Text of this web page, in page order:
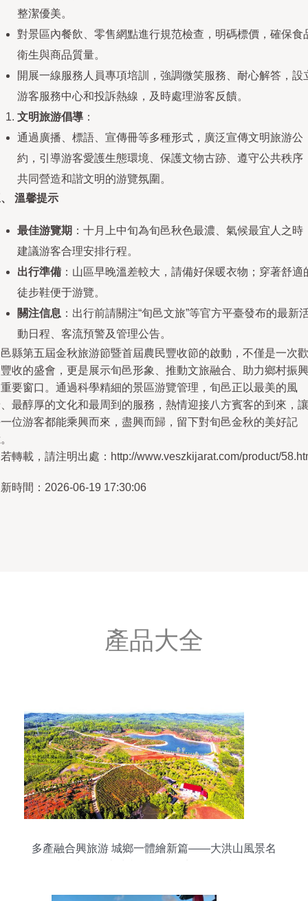
整潔優美。
對景區內餐飲、零售網點進行規范檢查，明碼標價，確保食
衛生與商品質量。
開展一線服務人員專項培訓，強調微笑服務、耐心解答，設
游客服務中心和投訴熱線，及時處理游客反饋。
文明旅游倡導 ：
通過廣播、標語、宣傳冊等多種形式，廣泛宣傳文明旅游公
約，引導游客愛護生態環境、保護文物古跡、遵守公共秩序
共同營造和諧文明的游覽氛圍。
溫馨提示
最佳游覽期 ：十月上中旬為旬邑秋色最濃、氣候最宜人之時
建議游客合理安排行程。
出行準備 ：山區早晚溫差較大，請備好保暖衣物；穿著舒適
徒步鞋便于游覽。
關注信息 ：出行前請關注“旬邑文旅”等官方平臺發布的最新
動日程、客流預警及管理公告。
縣第五屆金秋旅游節暨首屆農民豐收節的啟動，不僅是一次歡
收的盛會，更是展示旬邑形象、推動文旅融合、助力鄉村振興
要窗口。通過科學精細的景區游覽管理，旬邑正以最美的風
最醇厚的文化和最周到的服務，熱情迎接八方賓客的到來，讓
位游客都能乘興而來，盡興而歸，留下對旬邑金秋的美好記
轉載，請注明出處：http://www.veszkijarat.com/product/
時間：2026-06-19 17:30:06
產品大全
多產融合興旅游 城鄉一體繪新篇——大洪山風景名